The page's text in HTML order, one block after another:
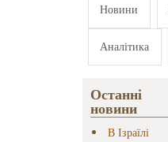
Новини
Аналітика
Останні
новини
В Ізраїлі